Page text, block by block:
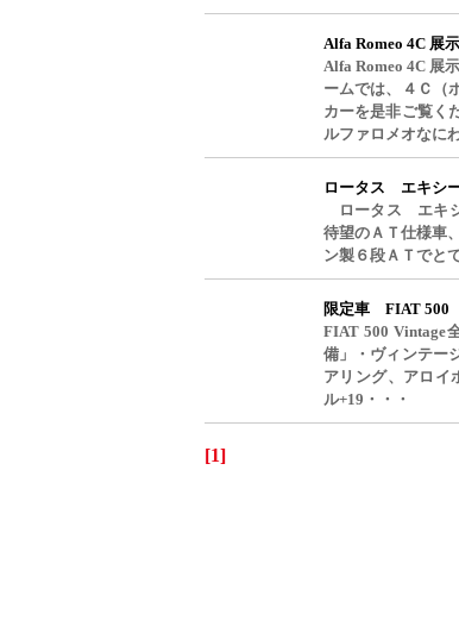
Alfa Romeo 4C 展
Alfa Romeo 4C 展
ームでは、４Ｃ（
カーを是非ご覧く
ルファロメオなに
ロータス エキシ
ロータス エキ
待望のＡＴ仕様車
ン製６段ＡＴでと
限定車 FIAT 500
FIAT 500 Vintage
備」・ヴィンテー
アリング、アロイ
ル+19・・・
[1]